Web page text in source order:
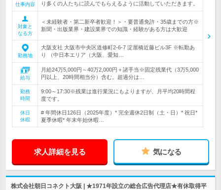
仕事内容
り多くの人たちに読んでもらえるように活動していただきます。
対象と
なる方
＜未経験者・第二新卒者歓迎！＞・要普通免許・35歳までの方※
新聞・出版業界・建設業界での知識・経験がある方は大歓迎
勤務地
大阪支社 大阪市中央区道修町2-6-7 淀屋橋近藤ビル3F ※転勤あ
り （中日本エリア（大阪、愛知…
給与
月給24万5,000円～40万2,000円＋諸手当※固定残業代（3万5,000
円以上、20時間相当分）含む。超過分は…
勤務
時間
9:00～17:30※残業は進行業況にもよりますが、月平均20時間程
度です。
休日
休暇
# 年間休日126日（2025年度）* 完全週休2日制（土・日）* 祝日*
夏季休暇* 年末年始休暇…
求人詳細を見る 気になる
株式会社朝日コネクト大阪 | ★1971年設立の総合広告代理店★有休取得平